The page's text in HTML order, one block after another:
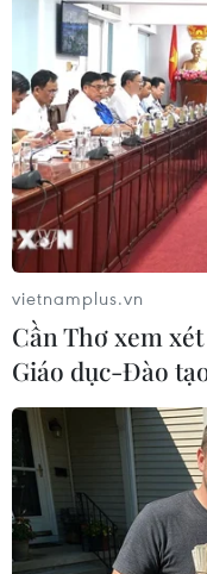
TIN LIÊN QUAN
Cảnh sát Thổ
loạt đối tượng
21/05/2024 01:06
Cảnh sát Thổ Nhĩ
viên tổ chức khủng
vietnamplus.vn
Cần Thơ xem
Giáo dục-Đào